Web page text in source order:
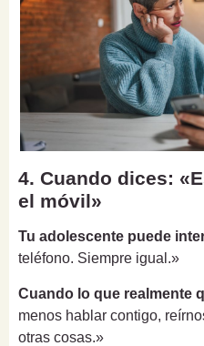
4. Cuando dices:
el móvil»
Tu adolescente puede
teléfono. Siempre igual.»
Cuando lo que realmente
menos hablar contigo,
otras cosas.»